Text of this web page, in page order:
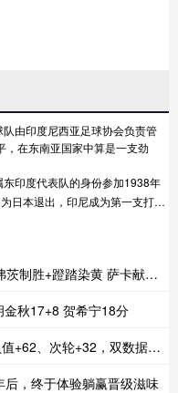
由印度尼西亚足球协会负责管
，在东南亚国家中算是一支劲
印度代表队的身份参加1938年
日本退出，印尼成为第一支打入
胜+蹬踏染黄 萨卡献助攻
秋17+8 贺希宁18分
轮+32，双数据领跑骑士全队
，终于体验躺赢晋级滋味